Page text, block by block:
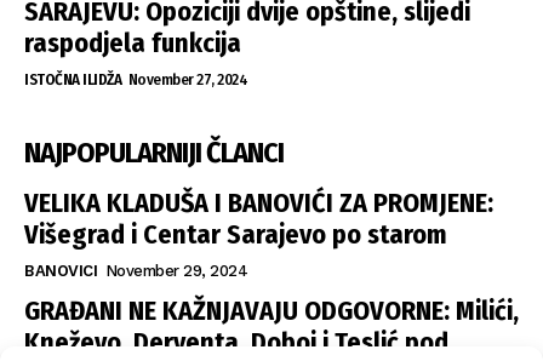
SARAJEVU: Opoziciji dvije opštine, slijedi
raspodjela funkcija
ISTOČNA ILIDŽA November 27, 2024
NAJPOPULARNIJI ČLANCI
VELIKA KLADUŠA I BANOVIĆI ZA PROMJENE:
Višegrad i Centar Sarajevo po starom
BANOVICI November 29, 2024
GRAĐANI NE KAŽNJAVAJU ODGOVORNE: Milići,
Kneževo, Derventa, Doboj i Teslić pod